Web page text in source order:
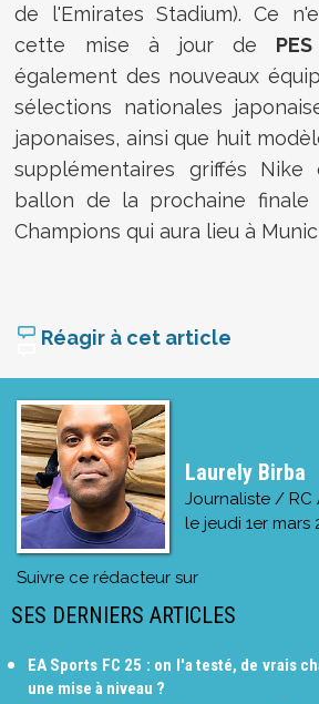
de l'Emirates Stadium). Ce
cette mise à jour de
également des nouveaux
sélections nationales
japonaises, ainsi que huit
supplémentaires griffés
ballon de la prochaine
Champions qui aura lieu à
Réagir à cet article
Laurely Birba
Journaliste / RC
le jeudi 1er mars
Suivre ce rédacteur sur
SES DERNIERS ARTICLES
EA Sports FC 25 : on l'a testé, de vrais
une mise à niveau ?